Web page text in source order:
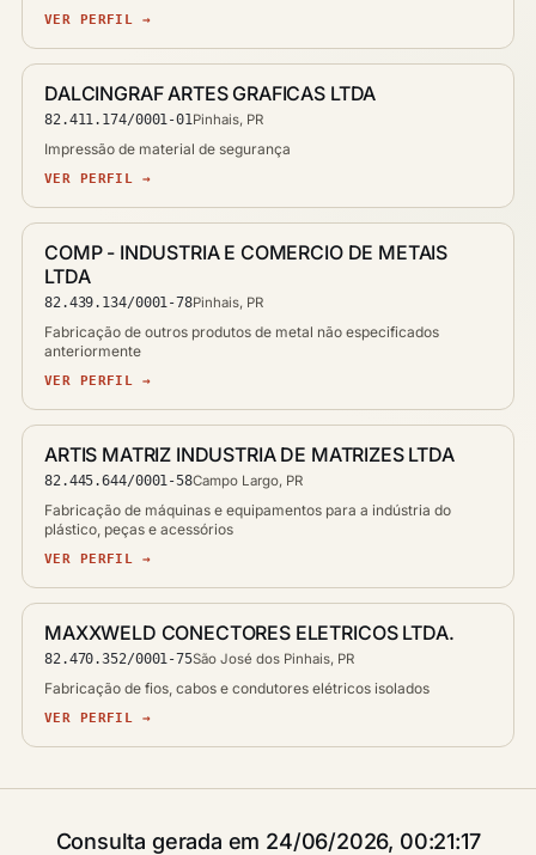
VER PERFIL →
DALCINGRAF ARTES GRAFICAS LTDA
82.411.174/0001-01Pinhais, PR
Impressão de material de segurança
VER PERFIL →
COMP - INDUSTRIA E COMERCIO DE METAIS
LTDA
82.439.134/0001-78Pinhais, PR
Fabricação de outros produtos de metal não especificados
anteriormente
VER PERFIL →
ARTIS MATRIZ INDUSTRIA DE MATRIZES LTDA
82.445.644/0001-58Campo Largo, PR
Fabricação de máquinas e equipamentos para a indústria do
plástico, peças e acessórios
VER PERFIL →
MAXXWELD CONECTORES ELETRICOS LTDA.
82.470.352/0001-75São José dos Pinhais, PR
Fabricação de fios, cabos e condutores elétricos isolados
VER PERFIL →
Consulta gerada em 24/06/2026, 00:21:17